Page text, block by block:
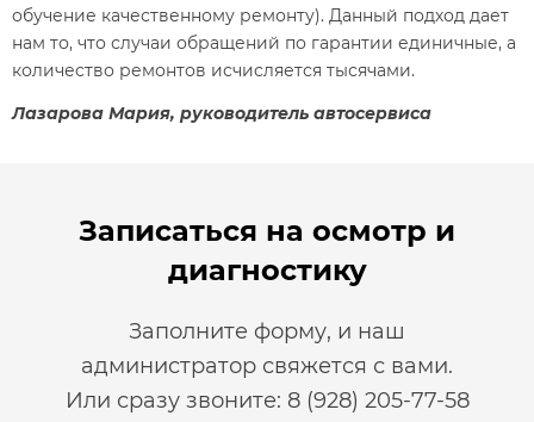
обучение качественному ремонту). Данный подход дает
нам то, что случаи обращений по гарантии единичные, а
количество ремонтов исчисляется тысячами.
Лазарова Мария, руководитель автосервиса
Записаться на осмотр и
диагностику
Заполните форму, и наш
администратор свяжется с вами.
Или сразу звоните: 8 (928) 205-77-58